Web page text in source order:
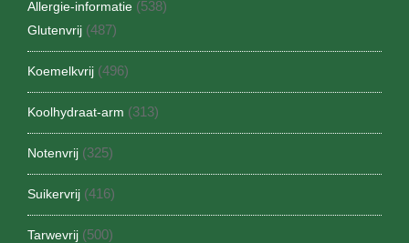
Allergie-informatie (538)
Glutenvrij (487)
Koemelkvrij (496)
Koolhydraat-arm (313)
Notenvrij (325)
Suikervrij (416)
Tarwevrij (500)